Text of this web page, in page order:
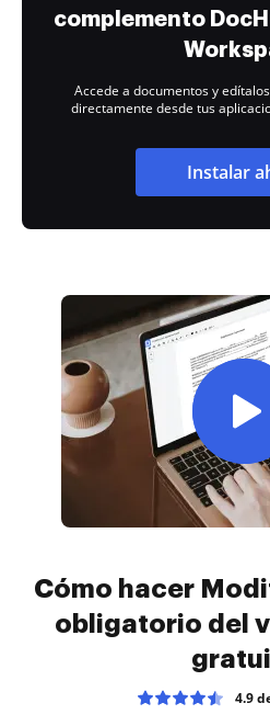
complemento
Accede a documentos y
directamente desde tus
Instalar
Cómo hacer
obligatorio del
4.9